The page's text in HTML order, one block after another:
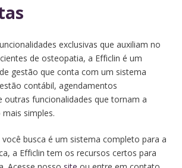
exclusivas que auxiliam no
de osteopatia, a Efficlin é um
gestão que conta com um sistema
contábil, agendamentos
outras funcionalidades que tornam a
simples.
busca é um sistema completo para a
a Efficlin tem os recursos certos para